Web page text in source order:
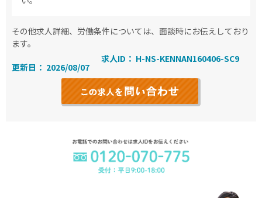
その他求人詳細、労働条件については、面談時にお伝えしており
ます。
更新日： 2026/08/07
求人ID： H-NS-KENNAN160406-SC9